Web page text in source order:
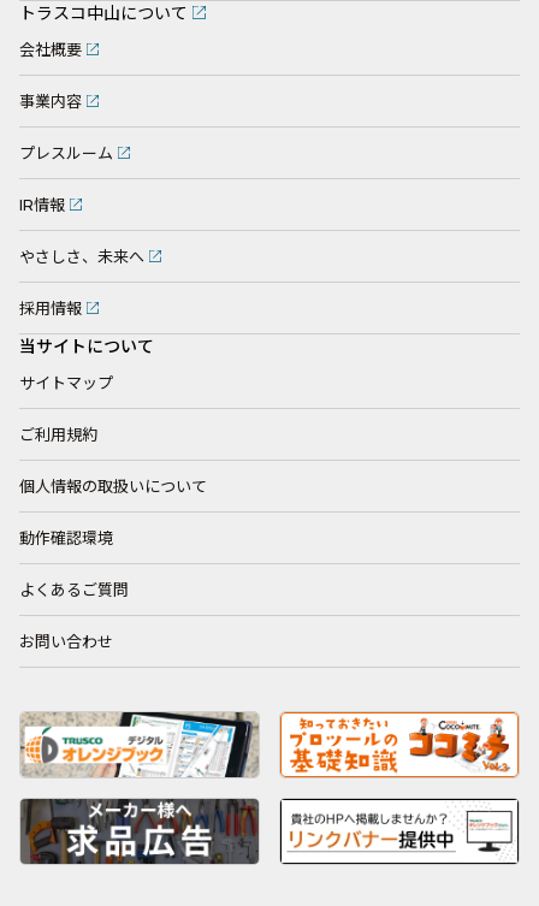
トラスコ中山について
会社概要
事業内容
プレスルーム
IR情報
やさしさ、未来へ
採用情報
当サイトについて
サイトマップ
ご利用規約
個人情報の取扱いについて
動作確認環境
よくあるご質問
お問い合わせ